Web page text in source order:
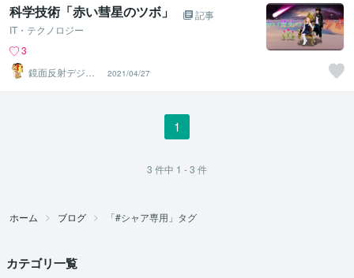
科学技術「赤い彗星のツボ」
記事
IT・テクノロジー
3
鏡面反射デジタ
ルアート製作所
（鈴木穣）
2021/04/27
1
3 件中 1 - 3 件
ホーム ブログ 「#シャア専用」タグ
カテゴリ一覧